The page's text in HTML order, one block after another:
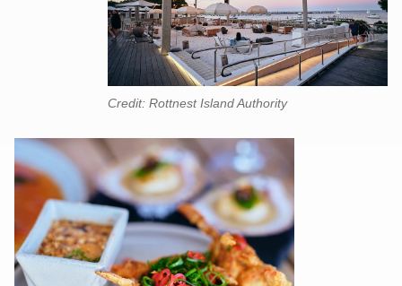
Credit: Rottnest Island Authority